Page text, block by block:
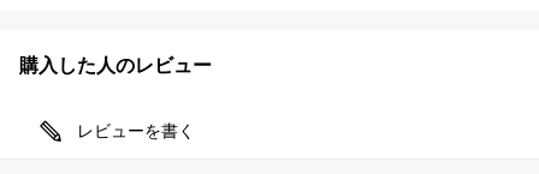
購入した人のレビュー
レビューを書く